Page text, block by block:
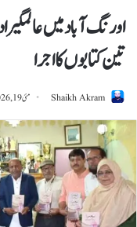
اورنگ آباد میں
تین کتابوں کا اجرا
Shaikh Akram مئی 19, 2026